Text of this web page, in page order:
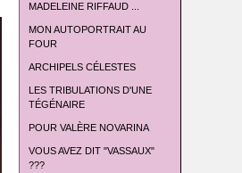
MADELEINE RIFFAUD ...
MON AUTOPORTRAIT AU
FOUR
ARCHIPELS CÉLESTES
LES TRIBULATIONS D'UNE
TÉGÉNAIRE
POUR VALÈRE NOVARINA
VOUS AVEZ DIT "VASSAUX"
???